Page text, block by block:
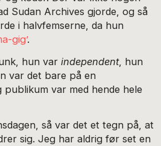
Sudan Archives gjorde, og så
i halvfemserne, da hun
gig’.
hun varindependent, hun
var det bare på en
publikum var med hende hele
så var det et tegn på, at
sig. Jeg har aldrig før set en